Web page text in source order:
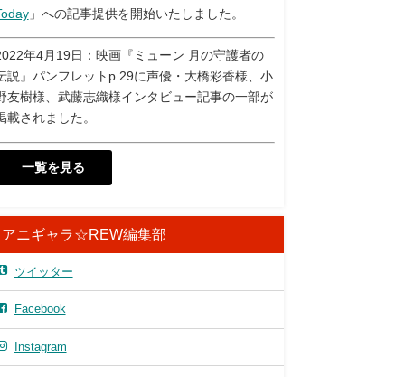
」への記事提供を開始いたしました。
年4月19日：映画『ミューン 月の守護者の
説』パンフレットp.29に声優・大橋彩香様、小
友樹様、武藤志織様インタビュー記事の一部が
載されました。
一覧を見る
アニギャラ☆REW編集部
ツイッター
Facebook
Instagram